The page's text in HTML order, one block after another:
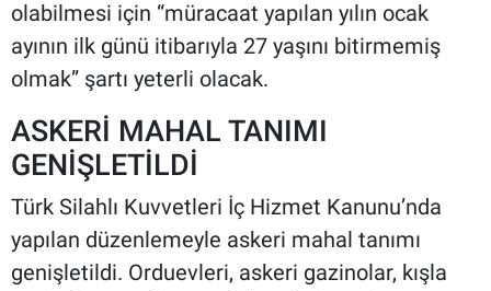
olabilmesi için “müracaat yapılan yılın ocak
ayının ilk günü itibarıyla 27 yaşını bitirmemiş
olmak” şartı yeterli olacak.
ASKERİ MAHAL TANIMI
GENİŞLETİLDİ
Türk Silahlı Kuvvetleri İç Hizmet Kanunu’nda
yapılan düzenlemeyle askeri mahal tanımı
genişletildi. Orduevleri, askeri gazinolar, kışla